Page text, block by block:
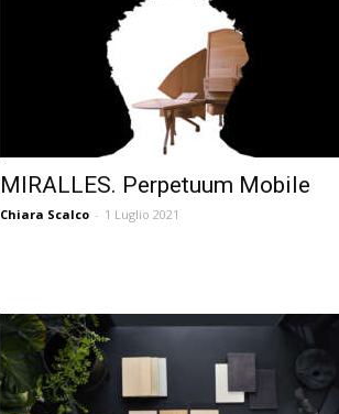
MIRALLES. Perpetuum Mobile
Chiara Scalco - 1 Luglio 2021